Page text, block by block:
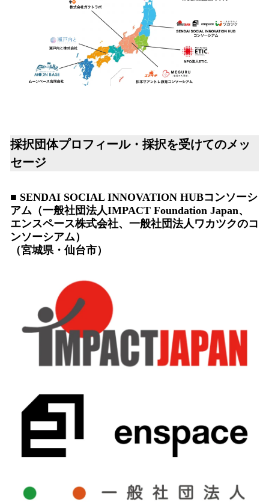
採択団体プロフィール・採択を受けてのメッ
セージ
■ SENDAI SOCIAL INNOVATION HUBコンソーシ
アム（一般社団法人IMPACT Foundation Japan、
エンスペース株式会社、一般社団法人ワカツクのコ
ンソーシアム）
（宮城県・仙台市）